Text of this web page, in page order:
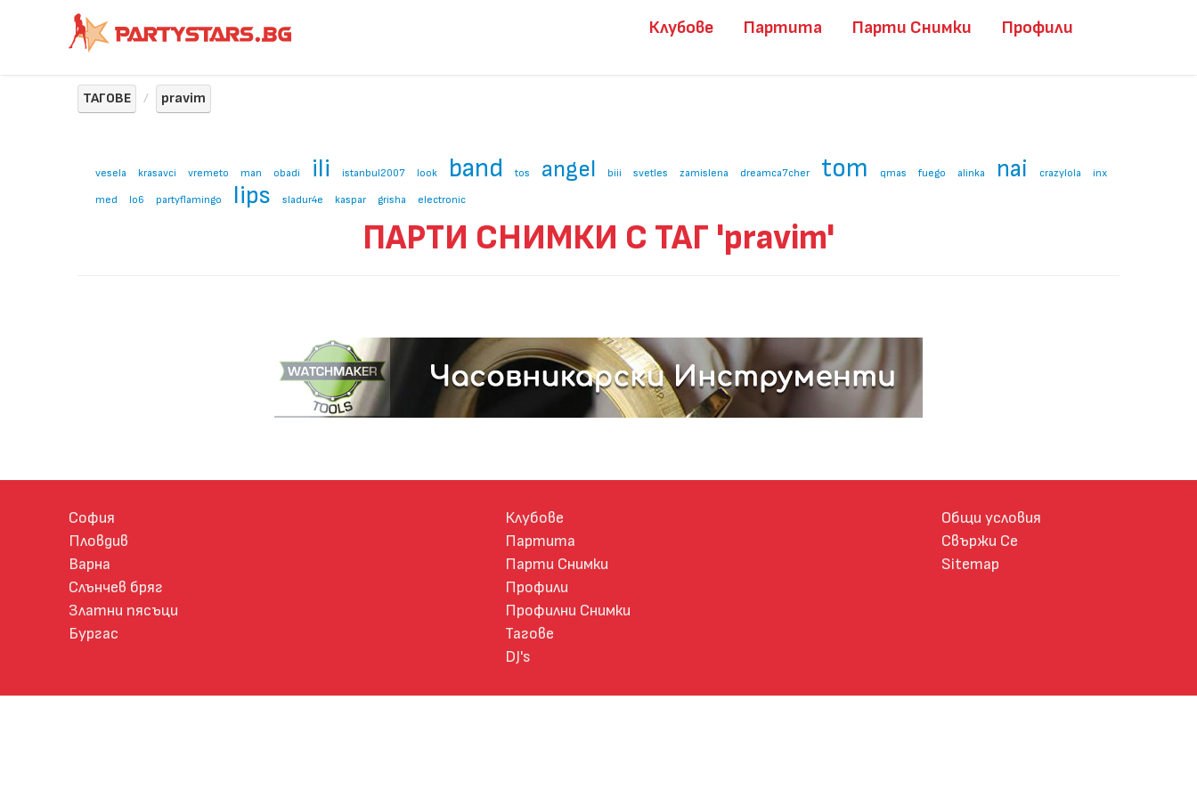
Клубове Партита Парти Снимки Профили
ТАГОВЕ pravim
vesela krasavci vremeto man obadi ili istanbul2007 look band tos angel biii svetles zamislena dreamca7cher tom qmas fuego alinka nai crazylola
inx
med
lo6 partyflamingo lips sladur4e kaspar grisha electronic
ПАРТИ СНИМКИ С ТАГ 'pravim'
София
Пловдив
Варна
Слънчев бряг
Златни пясъци
Бургас
Клубове
Партита
Парти Снимки
Профили
Профилни Снимки
Тагове
DJ's
Общи условия
Свържи Се
Sitemap